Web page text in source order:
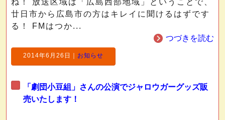
廿日市から広島市の方はキレイに聞けるはずです
る！ FMはつか...
つづきを読む
2014年6月26日 ｜ お知らせ
「劇団小豆組」さんの公演でジャロウガーグッズ販
売いたします！